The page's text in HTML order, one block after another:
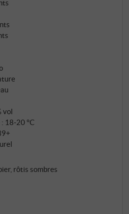
en beauté dans les
vol
18‑20 °C
rôtis sombres